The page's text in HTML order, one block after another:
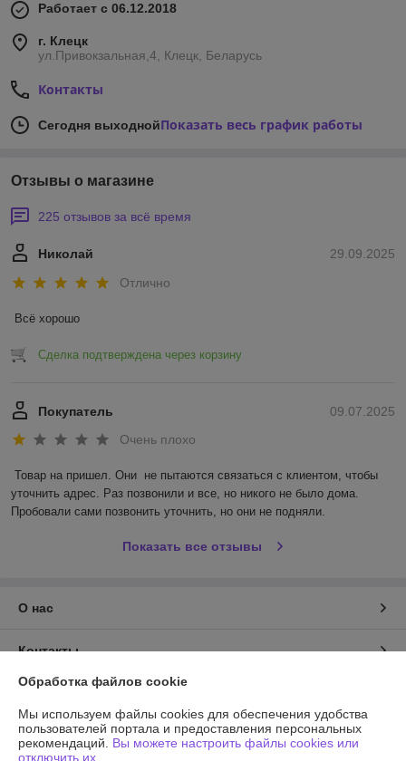
Работает с 06.12.2018
г. Клецк
ул.Привокзальная,4, Клецк, Беларусь
Контакты
Сегодня выходнойПоказать весь график работы
Отзывы о магазине
225 отзывов за всё время
29.09.2025
Николай
Отлично
Всё хорошо
Сделка подтверждена через корзину
09.07.2025
Покупатель
Очень плохо
Товар на пришел. Они  не пытаются связаться с клиентом, чтобы
уточнить адрес. Раз позвонили и все, но никого не было дома.
Пробовали сами позвонить уточнить, но они не подняли.
Показать все отзывы
О нас
Контакты
Доставка и оплата
График работы
Обработка файлов cookie
Мы используем файлы cookies для обеспечения удобства
пользователей портала и предоставления персональных
рекомендаций. Вы можете настроить файлы cookies или
отключить их.